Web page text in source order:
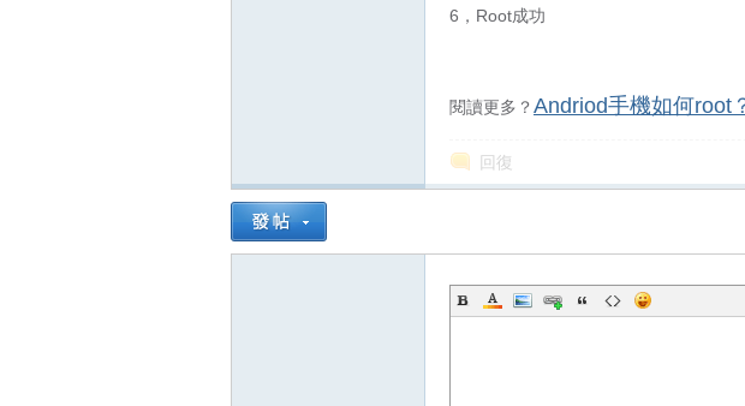
6，Root成功
閱讀更多？Andriod手機如何root
回復